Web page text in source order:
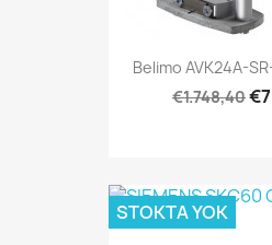
Belimo AVK24A-
€1.748,40
STOKTA YOK